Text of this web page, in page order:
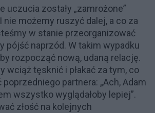
uczucia zostały „zamrożone”
nie możemy ruszyć dalej, a co za
w stanie przeorganizować
pójść naprzód. W takim wypadku
rozpocząć nową, udaną relację.
wciąż tęsknić i płakać za tym, co
poprzedniego partnera: „Ach, Adam
wszystko wyglądałoby lepiej”.
złość na kolejnych